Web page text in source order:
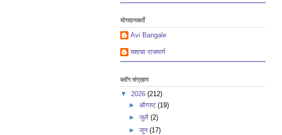
योगदानकर्ते
Avi Bangale
यशाचा राजमार्ग
ब्लॉग संग्रहण
▼ 2026 (212)
► ऑगस्ट (19)
► जुलै (2)
► जून (17)